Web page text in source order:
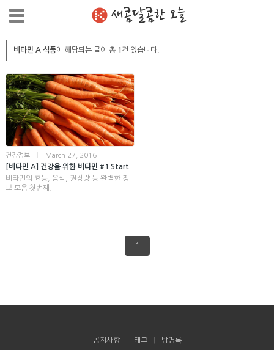
새콤달콤한 오늘
비타민 A 식품에 해당되는 글이 총 1 건 있습니다.
건강정보 March 27, 2016
[비타민 A] 건강을 위한 비타민 #1 Start
비타민의 효능, 음식, 권장량 등 완벽한 정
보 모음 첫번째.
1
공지사항 태그 방명록